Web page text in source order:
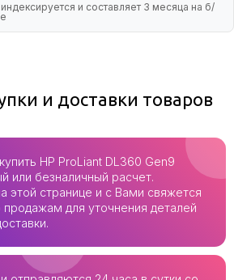
и составляет 3 месяца на б/
и доставки товаров
HP ProLiant DL360 Gen9
или безналичный расчет.
этой странице и с Вами свяжется
для уточнения деталей